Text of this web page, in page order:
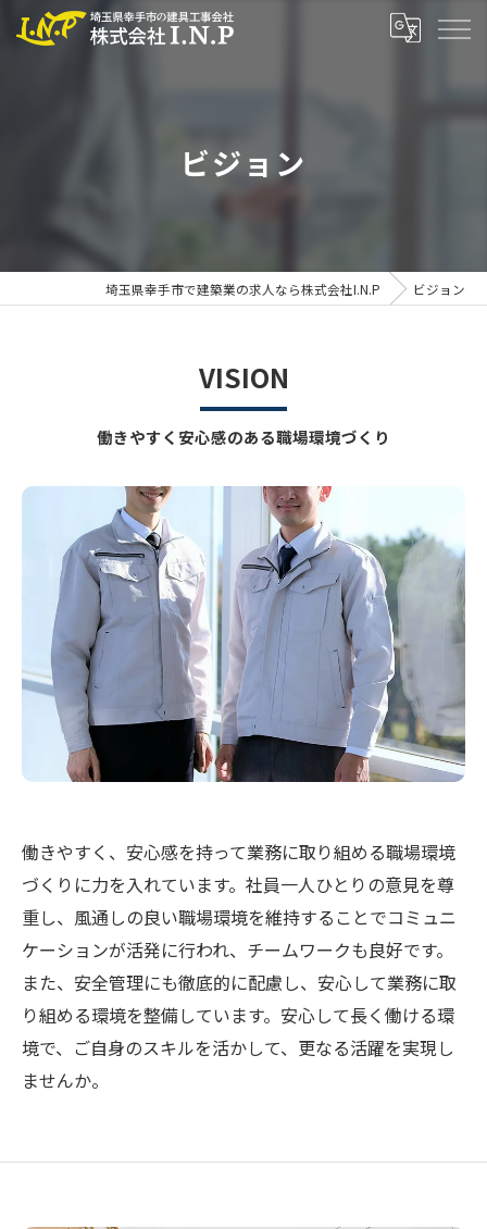
ビジョン
埼玉県幸手市で建築業の求人なら株式会社I.N.P ビジョン
働きやすく安心感のある職場環境づくり
VISION
働きやすく、安心感を持って業務に取り組める職場環境
づくりに力を入れています。社員一人ひとりの意見を尊
重し、風通しの良い職場環境を維持することでコミュニ
ケーションが活発に行われ、チームワークも良好です。
また、安全管理にも徹底的に配慮し、安心して業務に取
り組める環境を整備しています。安心して長く働ける環
境で、ご自身のスキルを活かして、更なる活躍を実現し
ませんか。